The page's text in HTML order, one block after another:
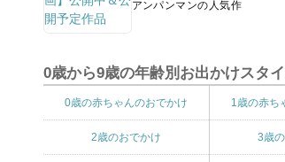
アンパンマンの人気作
0歳から9歳の年齢別お出かけスタ
0歳の赤ちゃんのおでかけ 1歳の赤ち
2歳のおでかけ 3歳